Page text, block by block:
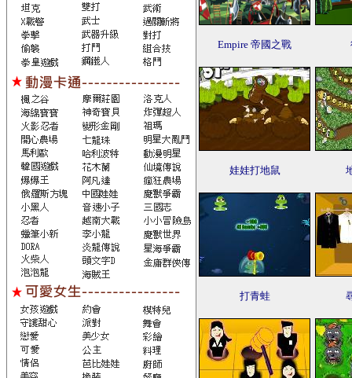
Empire 帝國之戰
娃娃打地鼠
打青蛙